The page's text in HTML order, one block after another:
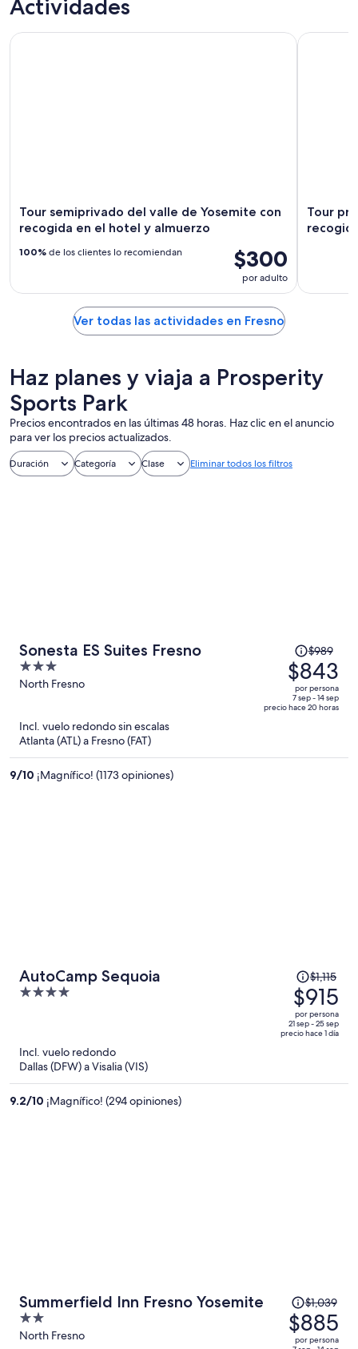
Actividades
Tour semiprivado del valle de Yosemite con
recogida en el hotel y almuerzo
$300
por adulto
100% de los clientes lo recomiendan
Tour semiprivado del valle de Yosemite con recogida en el
Tour
Tour
Ver todas las actividades en Fresno
Haz planes y viaja a Prosperity
Sports Park
Precios encontrados en las últimas 48 horas. Haz clic en el anuncio
para ver los precios actualizados.
Duración Categoría Clase Eliminar todos los filtros
Sonesta ES Suites Fresno
3
out
5
North Fresno
El
precio
era
de
$989
$989
$843
por persona
7 sep - 14 sep
precio hace 20 horas
Incl. vuelo redondo sin escalas
Atlanta (ATL) a Fresno (FAT)
9/10 ¡Magnífico! (1173 opiniones)
AutoCamp Sequoia
4
El
precio
era
de
$1,115
$1,115
$915
por persona
21 sep - 25 sep
precio hace 1 día
Incl. vuelo redondo
Dallas (DFW) a Visalia (VIS)
9.2/10 ¡Magnífico! (294 opiniones)
Summerfield Inn Fresno Yosemite
2
out
North Fresno
El
precio
era
$1,039
$885
por persona